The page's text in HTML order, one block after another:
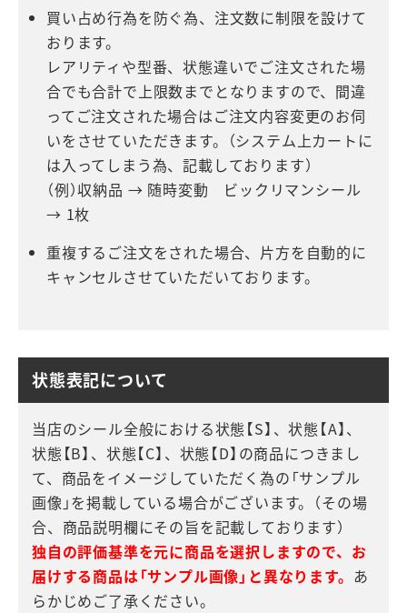
買い占め行為を防ぐ為、注文数に制限を設けて
おります。
レアリティや型番、状態違いでご注文された場
合でも合計で上限数までとなりますので、間違
ってご注文された場合はご注文内容変更のお伺
いをさせていただきます。（システム上カートに
は入ってしまう為、記載しております）
（例）収納品 → 随時変動 ビックリマンシール
→ 1枚
重複するご注文をされた場合、片方を自動的に
キャンセルさせていただいております。
状態表記について
当店のシール全般における状態【S】、状態【A】、
状態【B】、状態【C】、状態【D】の商品につきまし
て、商品をイメージしていただく為の「サンプル
画像」を掲載している場合がございます。（その場
合、商品説明欄にその旨を記載しております）
独自の評価基準を元に商品を選択しますので、お
届けする商品は「サンプル画像」と異なります。 あ
らかじめご了承ください。